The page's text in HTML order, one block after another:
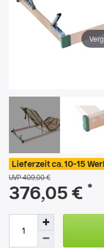
Lieferzeit ca. 10-15
UVP 409,00 €
376,05 € *